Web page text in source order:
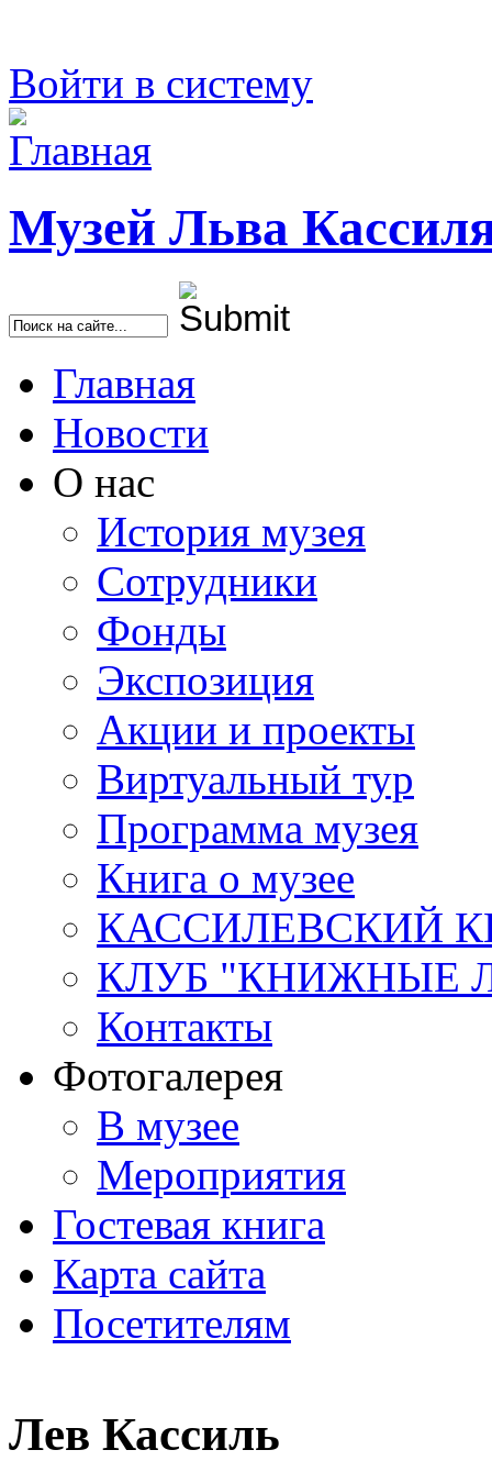
Войти в систему
Музей Льва
Главная
Новости
О нас
История музея
Сотрудники
Фонды
Экспозиция
Акции и проекты
Виртуальный тур
Программа музея
Книга о музее
КАССИЛЕВСКИЙ
КЛУБ "КНИЖНЫЕ
Контакты
Фотогалерея
В музее
Мероприятия
Гостевая книга
Карта сайта
Посетителям
Лев Кассиль